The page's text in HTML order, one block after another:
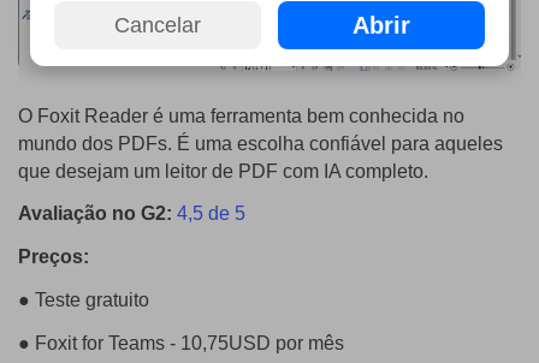
O Foxit Reader é uma ferramenta bem conhecida no
mundo dos PDFs. É uma escolha confiável para aqueles
que desejam um leitor de PDF com IA completo.
Avaliação no G2: 4,5 de 5
Preços:
● Teste gratuito
● Foxit for Teams - 10,75USD por mês
Cancelar Abrir